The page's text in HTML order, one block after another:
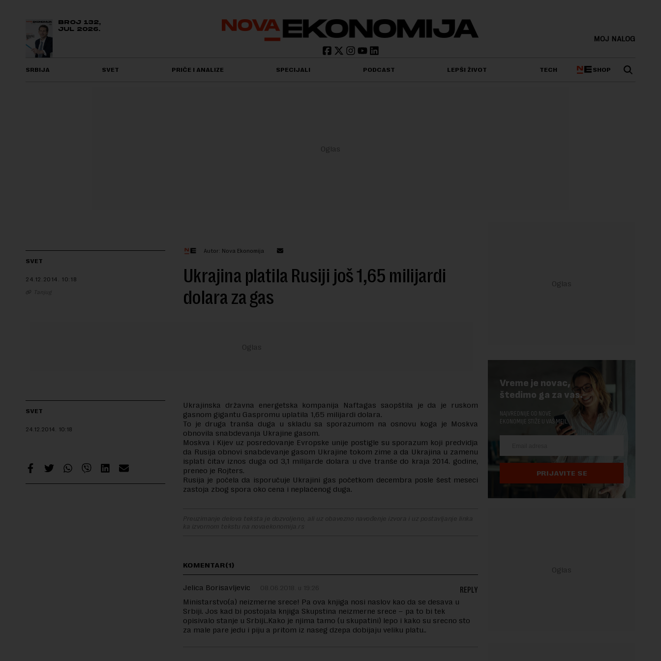
BROJ 132,
JUL 2026.
MOJ NALOG
SRBIJA SVET PRIČE I ANALIZE SPECIJALI PODCAST LEPŠI ŽIVOT TECH SHOP
SVET
24.12.2014. 10:18
Tanjug
Autor: Nova Ekonomija
Ukrajina platila Rusiji još 1,65 milijardi
dolara za gas
SVET
24.12.2014. 10:18
Ukrajinska državna energetska kompanija Naftagas saopštila je da je ruskom
gasnom gigantu Gaspromu uplatila 1,65 milijardi dolara.
To je druga tranša duga u skladu sa sporazumom na osnovu koga je Moskva
obnovila snabdevanja Ukrajine gasom.
Moskva i Kijev uz posredovanje Evropske unije postigle su sporazum koji predvidja
da Rusija obnovi snabdevanje gasom Ukrajine tokom zime a da Ukrajina u zamenu
isplati čitav iznos duga od 3,1 milijarde dolara u dve tranše do kraja 2014. godine,
preneo je Rojters.
Rusija je počela da isporučuje Ukrajini gas početkom decembra posle šest meseci
zastoja zbog spora oko cena i neplaćenog duga.
Preuzimanje delova teksta je dozvoljeno, ali uz obavezno navođenje izvora i uz postavljanje linka
ka izvornom tekstu na novaekonomija.rs
KOMENTAR(1)
Jelica Borisavljevic 08.06.2018. u 19:26
Ministarstvo(a) neizmerne srece! Pa ova knjiga nosi naslov kao da se desava u
Srbiji. Jos kad bi postojala knjiga Skupstina neizmerne srece – pa to bi tek
opisivalo stanje u Srbiji..Kako je njima tamo (u skupatini) lepo i kako su srecno sto
za male pare jedu i piju a pritom iz naseg dzepa dobijaju veliku platu..
REPLY
Vreme je novac,
štedimo ga za vas.
NAJVREDNIJE OD NOVE
EKONOMIJE STIŽE U VAŠ MEJL.
PRIJAVITE SE